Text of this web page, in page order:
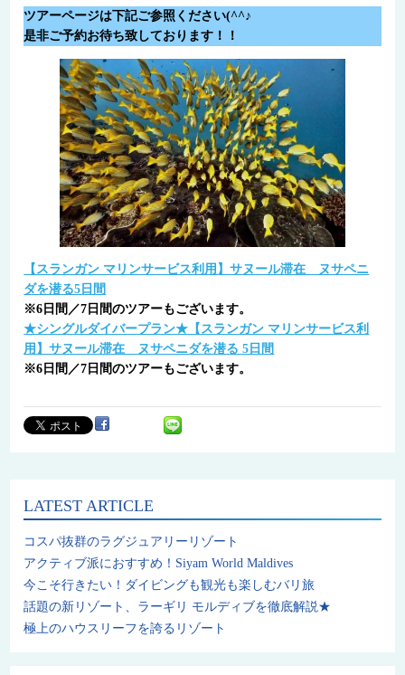
ツアーページは下記ご参照ください(^^♪
是非ご予約お待ち致しております！！
【スランガン マリンサービス利用】サヌール滞在 ヌサペニ
ダを潜る5日間
※6日間／7日間のツアーもございます。
★シングルダイバープラン★【スランガン マリンサービス利
用】サヌール滞在 ヌサペニダを潜る 5日間
※6日間／7日間のツアーもございます。
LATEST ARTICLE
コスパ抜群のラグジュアリーリゾート
アクティブ派におすすめ！Siyam World Maldives
今こそ行きたい！ダイビングも観光も楽しむバリ旅
話題の新リゾート、ラーギリ モルディブを徹底解説★
極上のハウスリーフを誇るリゾート